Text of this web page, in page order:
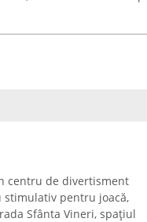
centru de divertisment
pentru joacă,
Sfânta Vineri, spațiul